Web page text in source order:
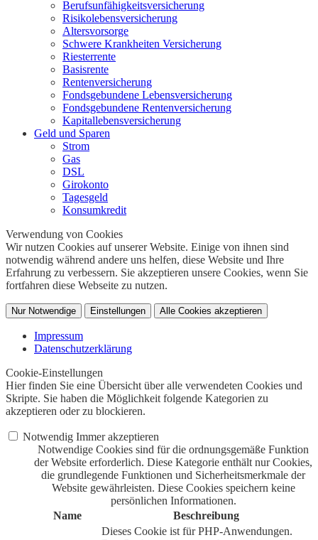
Berufs­unfähigkeitsversicherung
Risikolebensversicherung
Altersvorsorge
Schwere Krankheiten Versicherung
Riesterrente
Basisrente
Rentenversicherung
Fondsgebundene Lebensversicherung
Fondsgebundene Rentenversicherung
Kapitallebensversicherung
Geld und Sparen
Strom
Gas
DSL
Girokonto
Tagesgeld
Konsumkredit
Verwendung von Cookies
Wir nutzen Cookies auf unserer Website. Einige von ihnen sind
notwendig während andere uns helfen, diese Website und Ihre
Erfahrung zu verbessern. Sie akzeptieren unsere Cookies, wenn Sie
fortfahren diese Webseite zu nutzen.
Nur Notwendige Einstellungen Alle Cookies akzeptieren
Impressum
Datenschutzerklärung
Cookie-Einstellungen
Hier finden Sie eine Übersicht über alle verwendeten Cookies und
Skripte. Sie haben die Möglichkeit folgende Kategorien zu
akzeptieren oder zu blockieren.
Notwendig Immer akzeptieren
Notwendige Cookies sind für die ordnungsgemäße Funktion
der Website erforderlich. Diese Kategorie enthält nur Cookies,
die grundlegende Funktionen und Sicherheitsmerkmale der
Website gewährleisten. Diese Cookies speichern keine
persönlichen Informationen.
Name
Beschreibung
Dieses Cookie ist für PHP-Anwendungen.